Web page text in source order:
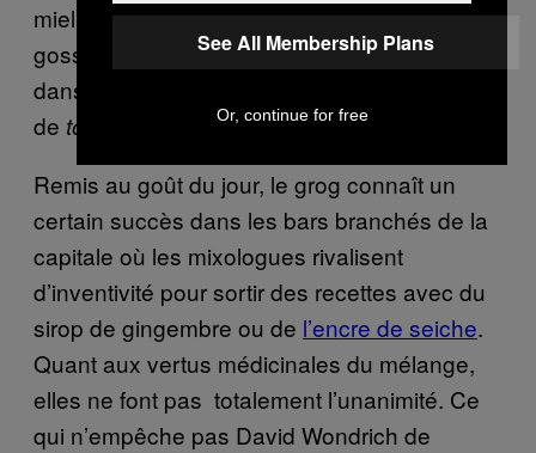
miel et d’œuf) aussi bien aux adultes qu’aux
gosses pour lutter contre le rhume alors que
dans les pays anglo-saxons, on parlera plutôt
de toddy
– en utilisant d’autres alcools forts.
Remis au goût du jour, le grog connaît un
certain succès dans les bars branchés de la
capitale où les mixologues rivalisent
d’inventivité pour sortir des recettes avec du
sirop de gingembre ou de l’encre de seiche.
Quant aux vertus médicinales du mélange,
elles ne font pas totalement l’unanimité. Ce
qui n’empêche pas David Wondrich de
See All Membership Plans
Or, continue for free